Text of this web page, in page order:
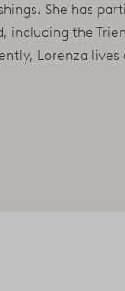
She has
including the
Lorenza lives